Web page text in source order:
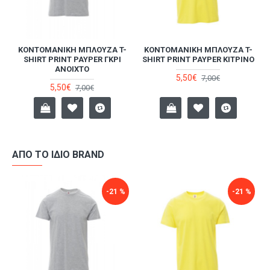
διαλέξετε και να φοράτε στις καθημερινές σας
στιγμές.
ΚΟΝΤΟΜΆΝΙΚΗ ΜΠΛΟΎΖΑ T-
SHIRT PRINT PAYPER ΓΚΡΙ
ΑΝΟΙΧΤΌ
5,50€ 7,00€
ΚΟΝΤΟΜΆΝΙΚΗ ΜΠΛΟΎΖΑ T-
SHIRT PRINT PAYPER ΚΊΤΡΙΝΟ
5,50€ 7,00€
ΑΠΌ ΤΟ ΊΔΙΟ BRAND
-21 % -21 %